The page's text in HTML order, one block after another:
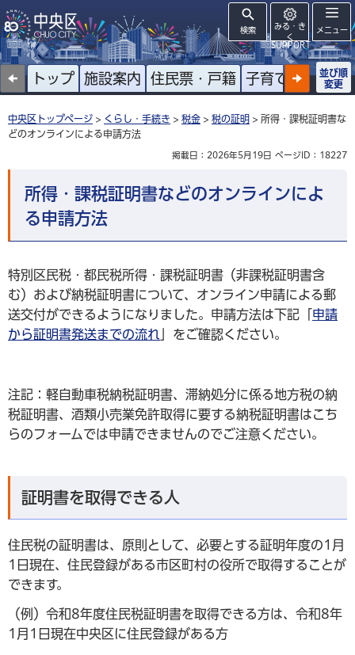
検索
みる・き
く
SUPPORT
メニュー
トップ 施設案内 住民票・戸籍 子育て 高齢者
並び順
変更
中央区トップページ > くらし・手続き > 税金 > 税の証明 > 所得・課税証明書な
どのオンラインによる申請方法
掲載日：2026年5月19日 ページID：18227
所得・課税証明書などのオンラインによ
る申請方法
特別区民税・都民税所得・課税証明書（非課税証明書含
む）および納税証明書について、オンライン申請による郵
送交付ができるようになりました。申請方法は下記「 申請
から証明書発送までの流れ
」をご確認ください。
注記：軽自動車税納税証明書、滞納処分に係る地方税の納
税証明書、酒類小売業免許取得に要する納税証明書はこち
らのフォームでは申請できませんのでご注意ください。
証明書を取得できる人
住民税の証明書は、原則として、必要とする証明年度の1月
1日現在、住民登録がある市区町村の役所で取得することが
できます。
（例）令和8年度住民税証明書を取得できる方は、令和8年
1月1日現在中央区に住民登録がある方